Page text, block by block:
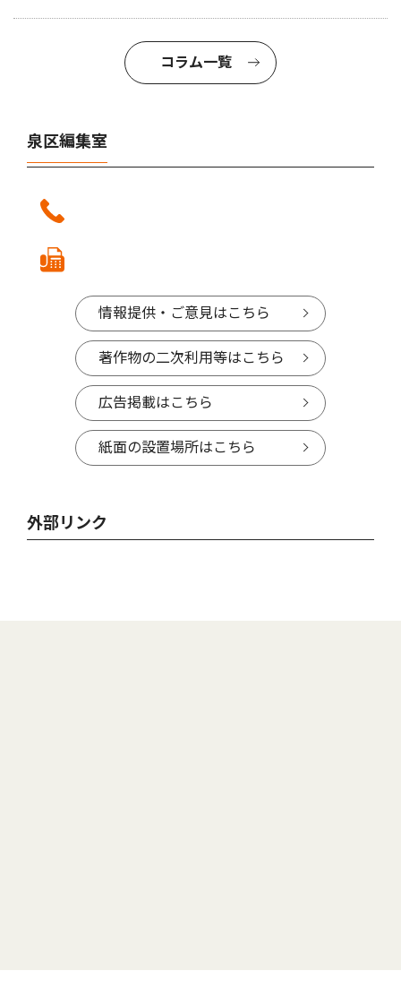
コラム一覧
泉区編集室
情報提供・ご意見はこちら
著作物の二次利用等はこちら
広告掲載はこちら
紙面の設置場所はこちら
外部リンク